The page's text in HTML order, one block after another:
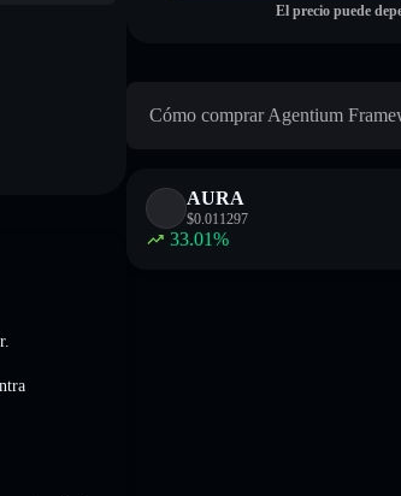
El precio puede
Cómo comprar Agentium
AURA
$0.011297
33.01%